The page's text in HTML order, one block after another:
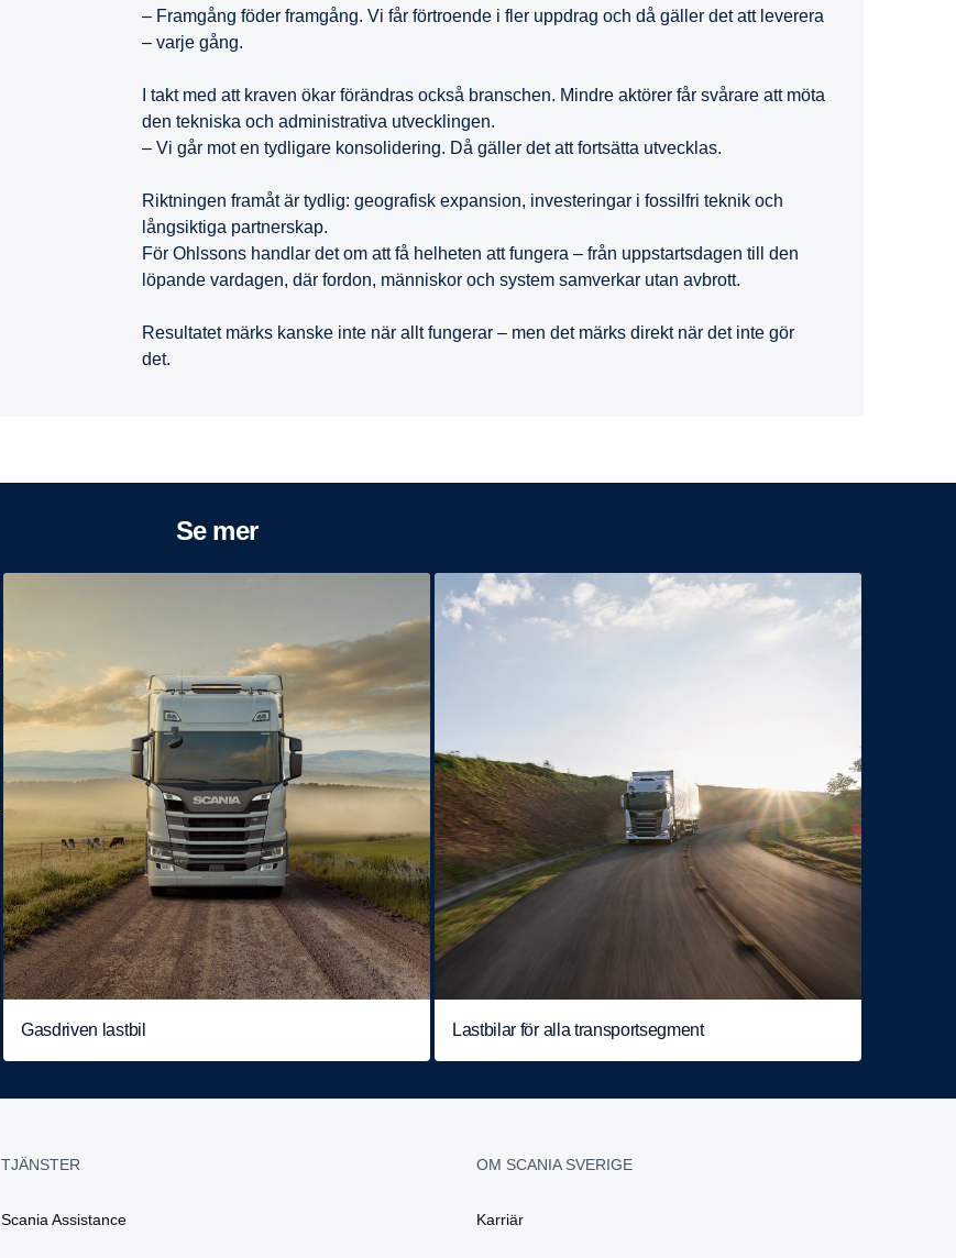
– Framgång föder framgång. Vi får förtroende i fler uppdrag och då gäller det att leverera
– varje gång.
I takt med att kraven ökar förändras också branschen. Mindre aktörer får svårare att möta
den tekniska och administrativa utvecklingen.
– Vi går mot en tydligare konsolidering. Då gäller det att fortsätta utvecklas.
Riktningen framåt är tydlig: geografisk expansion, investeringar i fossilfri teknik och
långsiktiga partnerskap.
För Ohlssons handlar det om att få helheten att fungera – från uppstartsdagen till den
löpande vardagen, där fordon, människor och system samverkar utan avbrott.
Resultatet märks kanske inte när allt fungerar – men det märks direkt när det inte gör
det.
Se mer
Gasdriven lastbil Lastbilar för alla transportsegment
TJÄNSTER
Scania Assistance
OM SCANIA SVERIGE
Karriär